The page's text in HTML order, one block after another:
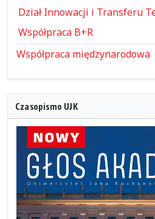
Dział Innowacji i Transferu
Współpraca B+R
Współpraca międzynarodowa
Czasopismo UJK